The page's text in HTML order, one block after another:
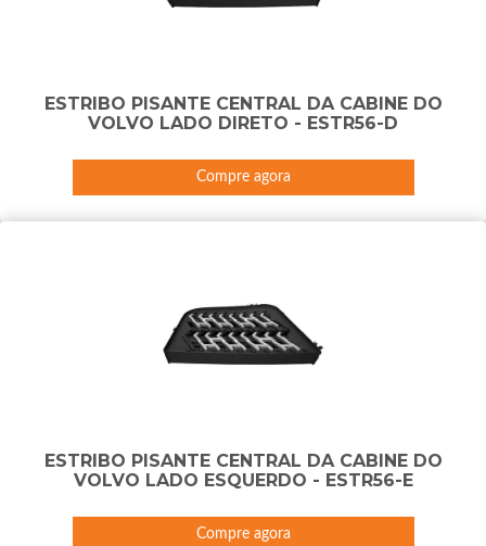
ESTRIBO PISANTE CENTRAL DA CABINE DO
VOLVO LADO DIRETO - ESTR56-D
Compre agora
ESTRIBO PISANTE CENTRAL DA CABINE DO
VOLVO LADO ESQUERDO - ESTR56-E
Compre agora